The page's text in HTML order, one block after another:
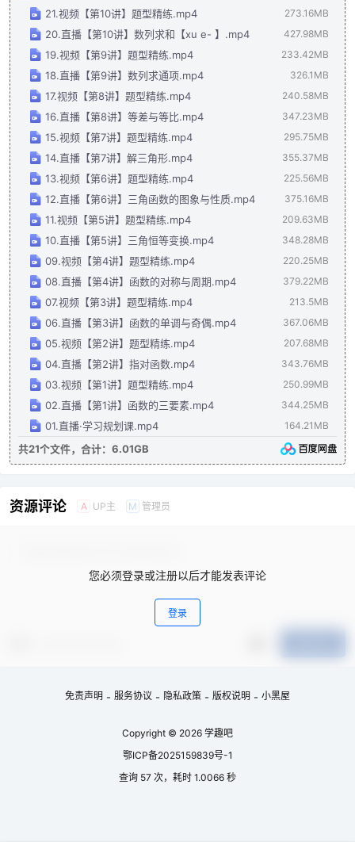
21.视频【第10讲】题型精练.mp4 273.16MB
20.直播【第10讲】数列求和【xu e- 】.mp4 427.98MB
19.视频【第9讲】题型精练.mp4 233.42MB
18.直播【第9讲】数列求通项.mp4 326.1MB
17.视频【第8讲】题型精练.mp4 240.58MB
16.直播【第8讲】等差与等比.mp4 347.23MB
15.视频【第7讲】题型精练.mp4 295.75MB
14.直播【第7讲】解三角形.mp4 355.37MB
13.视频【第6讲】题型精练.mp4 225.56MB
12.直播【第6讲】三角函数的图象与性质.mp4 375.16MB
11.视频【第5讲】题型精练.mp4 209.63MB
10.直播【第5讲】三角恒等变换.mp4 348.28MB
09.视频【第4讲】题型精练.mp4 220.25MB
08.直播【第4讲】函数的对称与周期.mp4 379.22MB
07.视频【第3讲】题型精练.mp4 213.5MB
06.直播【第3讲】函数的单调与奇偶.mp4 367.06MB
05.视频【第2讲】题型精练.mp4 207.68MB
04.直播【第2讲】指对函数.mp4 343.76MB
03.视频【第1讲】题型精练.mp4 250.99MB
02.直播【第1讲】函数的三要素.mp4 344.25MB
01.直播·学习规划课.mp4 164.21MB
共21个文件，合计：6.01GB
资源评论 A UP主 M 管理员
您必须登录或注册以后才能发表评论
登录
免责声明 - 服务协议 - 隐私政策 - 版权说明 - 小黑屋
Copyright © 2026 学趣吧
鄂ICP备2025159839号-1
查询 57 次，耗时 1.0066 秒